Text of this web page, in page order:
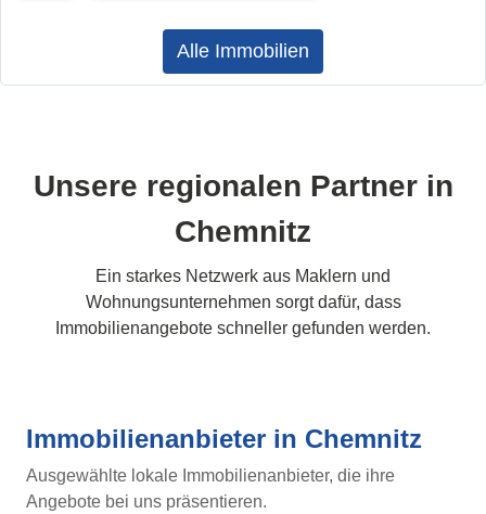
Alle Immobilien
Unsere regionalen Partner in
Chemnitz
Ein starkes Netzwerk aus Maklern und
Wohnungsunternehmen sorgt dafür, dass
Immobilienangebote schneller gefunden werden.
Immobilienanbieter in Chemnitz
Ausgewählte lokale Immobilienanbieter, die ihre
Angebote bei uns präsentieren.